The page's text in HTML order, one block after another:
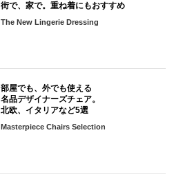
街で、家で。重ね着にもおすすめ
The New Lingerie Dressing
部屋でも、外でも使える
名品デザイナーズチェア。
北欧、イタリアなど5選
Masterpiece Chairs Selection